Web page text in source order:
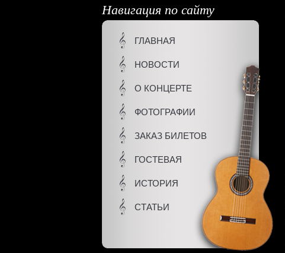
Навигация по сайту
ГЛАВНАЯ
НОВОСТИ
О КОНЦЕРТЕ
ФОТОГРАФИИ
ЗАКАЗ БИЛЕТОВ
ГОСТЕВАЯ
ИСТОРИЯ
СТАТЬИ